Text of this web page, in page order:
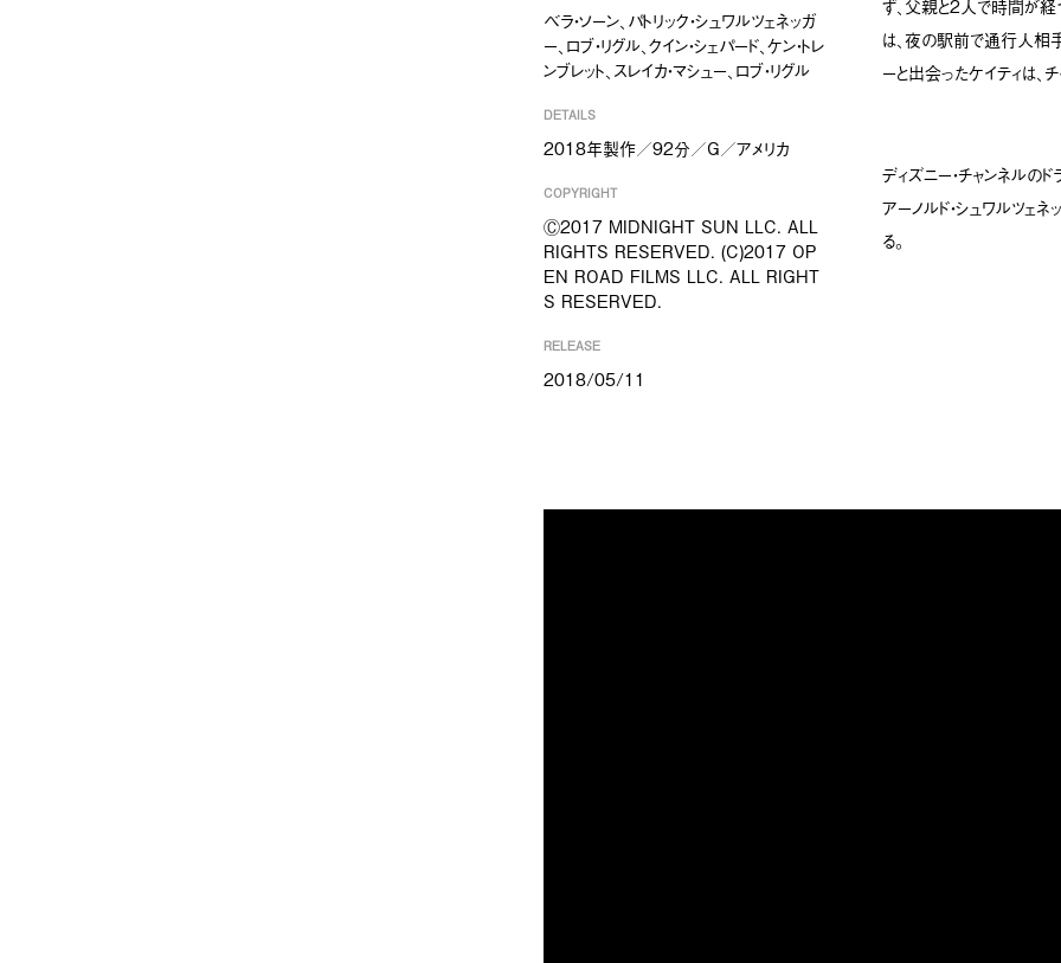
は、夜の駅前で通行人相
ーと出会ったケイティは、
ディズニー・チャンネルのド
アーノルド・シュワルツェ
る。
ベラ・ソーン、パトリック・シュワルツェネッガ
ー、ロブ・リグル、クイン・シェパード、ケン・トレ
ンブレット、スレイカ・マシュー、ロブ・リグル
DETAILS
2018年製作／92分／G／アメリカ
COPYRIGHT
Ⓒ2017 MIDNIGHT SUN LLC. ALL
RIGHTS RESERVED. (C)2017 OP
EN ROAD FILMS LLC. ALL RIGHT
S RESERVED.
RELEASE
2018/05/11